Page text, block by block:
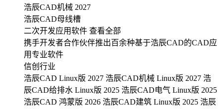
浩辰CAD机械 2027
浩辰CAD母线槽
二次开发应用软件 查看全部
携手开发者合作伙伴推出百余种基于浩辰CAD的CAD应
用专业软件
信创行业
浩辰CAD Linux版 2027 浩辰CAD机械 Linux版 2027 浩
辰CAD给排水 Linux版 2025 浩辰CAD电气 Linux版 2025
浩辰CAD 鸿蒙版 2026 浩辰CAD建筑 Linux版 2025 浩辰